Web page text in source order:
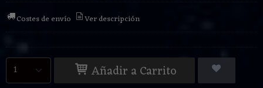
Costes de envío Ver descripción
Añadir a Carrito